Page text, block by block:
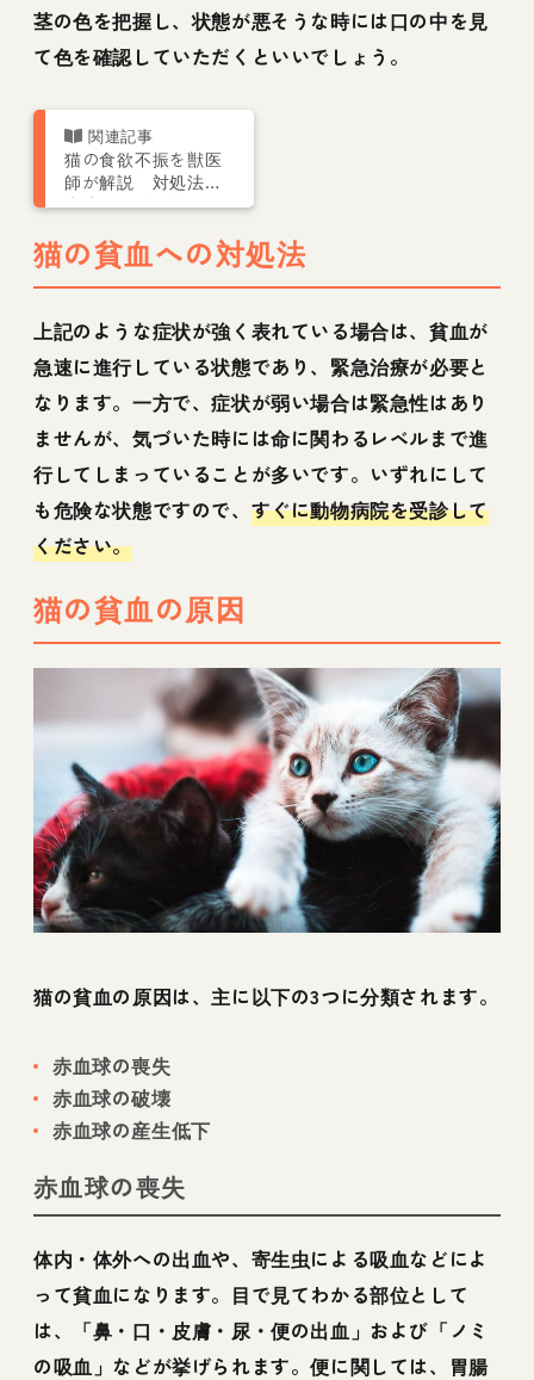
茎の色を把握し、状態が悪そうな時には口の中を見
て色を確認していただくといいでしょう。
猫の食欲不振を獣医
師が解説 対処法や
病院に行くべきかの
誤解
猫の貧血への対処法
上記のような症状が強く表れている場合は、貧血が
急速に進行している状態であり、緊急治療が必要と
なります。一方で、症状が弱い場合は緊急性はあり
ませんが、気づいた時には命に関わるレベルまで進
行してしまっていることが多いです。いずれにして
も危険な状態ですので、 すぐに動物病院を受診して
ください。
猫の貧血の原因
猫の貧血の原因は、主に以下の3つに分類されます。
赤血球の喪失
赤血球の破壊
赤血球の産生低下
赤血球の喪失
体内・体外への出血や、寄生虫による吸血などによ
って貧血になります。目で見てわかる部位として
は、「鼻・口・皮膚・尿・便の出血」および「ノミ
の吸血」などが挙げられます。便に関しては、胃腸